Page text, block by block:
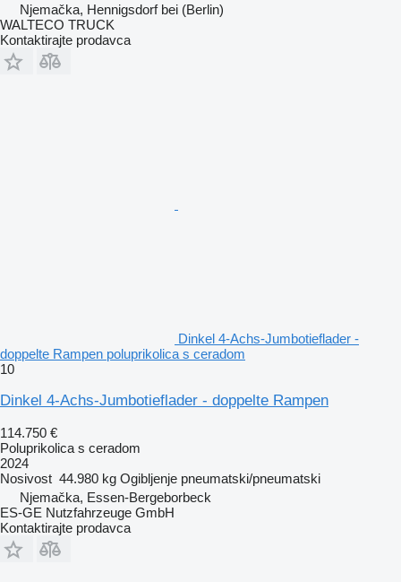
Njemačka, Hennigsdorf bei (Berlin)
WALTECO TRUCK
Kontaktirajte prodavca
Dinkel 4-Achs-Jumbotieflader -
doppelte Rampen poluprikolica s ceradom
10
Dinkel 4-Achs-Jumbotieflader - doppelte Rampen
114.750 €
Poluprikolica s ceradom
2024
Nosivost 44.980 kg Ogibljenje pneumatski/pneumatski
Njemačka, Essen-Bergeborbeck
ES-GE Nutzfahrzeuge GmbH
Kontaktirajte prodavca